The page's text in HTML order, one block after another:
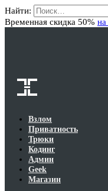
Найти:
Временная скидка 50%
Взлом
Приватность
Трюки
Кодинг
Админ
Geek
Магазин